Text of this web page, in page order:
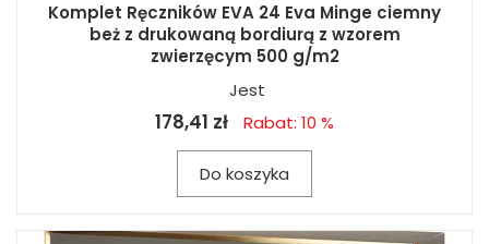
Komplet Ręczników EVA 24 Eva Minge ciemny
beż z drukowaną bordiurą z wzorem
zwierzęcym 500 g/m2
Jest
178,41 zł Rabat: 10 %
Do koszyka